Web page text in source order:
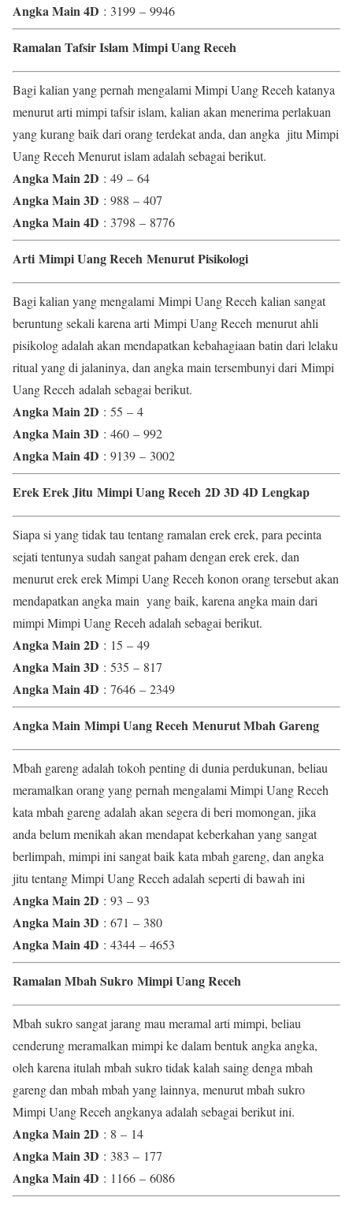
Angka Main 4D : 3199 – 9946
Ramalan Tafsir Islam Mimpi Uang Receh
Bagi kalian yang pernah mengalami Mimpi Uang Receh katanya
menurut arti mimpi tafsir islam, kalian akan menerima perlakuan
yang kurang baik dari orang terdekat anda, dan angka jitu Mimpi
Uang Receh Menurut islam adalah sebagai berikut.
Angka Main 2D : 49 – 64
Angka Main 3D : 988 – 407
Angka Main 4D : 3798 – 8776
Arti Mimpi Uang Receh Menurut Pisikologi
Bagi kalian yang mengalami Mimpi Uang Receh kalian sangat
beruntung sekali karena arti Mimpi Uang Receh menurut ahli
pisikolog adalah akan mendapatkan kebahagiaan batin dari lelaku
ritual yang di jalaninya, dan angka main tersembunyi dari Mimpi
Uang Receh adalah sebagai berikut.
Angka Main 2D : 55 – 4
Angka Main 3D : 460 – 992
Angka Main 4D : 9139 – 3002
Erek Erek Jitu Mimpi Uang Receh 2D 3D 4D Lengkap
Siapa si yang tidak tau tentang ramalan erek erek, para pecinta
sejati tentunya sudah sangat paham dengan erek erek, dan
menurut erek erek Mimpi Uang Receh konon orang tersebut akan
mendapatkan angka main yang baik, karena angka main dari
mimpi Mimpi Uang Receh adalah sebagai berikut.
Angka Main 2D : 15 – 49
Angka Main 3D : 535 – 817
Angka Main 4D : 7646 – 2349
Angka Main Mimpi Uang Receh Menurut Mbah Gareng
Mbah gareng adalah tokoh penting di dunia perdukunan, beliau
meramalkan orang yang pernah mengalami Mimpi Uang Receh
kata mbah gareng adalah akan segera di beri momongan, jika
anda belum menikah akan mendapat keberkahan yang sangat
berlimpah, mimpi ini sangat baik kata mbah gareng, dan angka
jitu tentang Mimpi Uang Receh adalah seperti di bawah ini
Angka Main 2D : 93 – 93
Angka Main 3D : 671 – 380
Angka Main 4D : 4344 – 4653
Ramalan Mbah Sukro Mimpi Uang Receh
Mbah sukro sangat jarang mau meramal arti mimpi, beliau
cenderung meramalkan mimpi ke dalam bentuk angka angka,
oleh karena itulah mbah sukro tidak kalah saing denga mbah
gareng dan mbah mbah yang lainnya, menurut mbah sukro
Mimpi Uang Receh angkanya adalah sebagai berikut ini.
Angka Main 2D : 8 – 14
Angka Main 3D : 383 – 177
Angka Main 4D : 1166 – 6086